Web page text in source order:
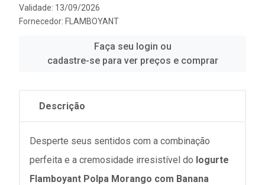
Validade: 13/09/2026
Fornecedor: FLAMBOYANT
Faça seu login ou
cadastre-se para ver preços e comprar
Descrição
Desperte seus sentidos com a combinação
perfeita e a cremosidade irresistível do Iogurte
Flamboyant Polpa Morango com Banana